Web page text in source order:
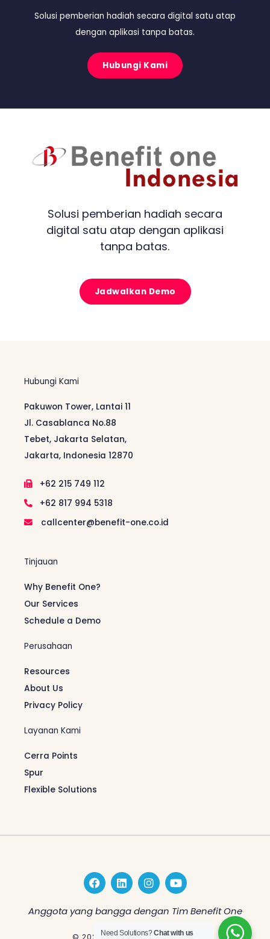
Solusi pemberian hadiah secara digital satu atap
dengan aplikasi tanpa batas.
Hubungi Kami
Solusi pemberian hadiah secara
digital satu atap dengan aplikasi
tanpa batas.
Jadwalkan Demo
Hubungi Kami
Pakuwon Tower, Lantai 11
Jl. Casablanca No.88
Tebet, Jakarta Selatan,
Jakarta, Indonesia 12870
+62 215 749 112
+62 817 994 5318
callcenter@benefit-one.co.id
Tinjauan
Why Benefit One?
Our Services
Schedule a Demo
Perusahaan
Resources
About Us
Privacy Policy
Layanan Kami
Cerra Points
Spur
Flexible Solutions
F
a
c
e
L
i
n
k
e
d
I
n
s
t
a
g
Y
o
u
t
b
Anggota yang bangga dengan Tim Benefit One
Need Solutions?Chat with us